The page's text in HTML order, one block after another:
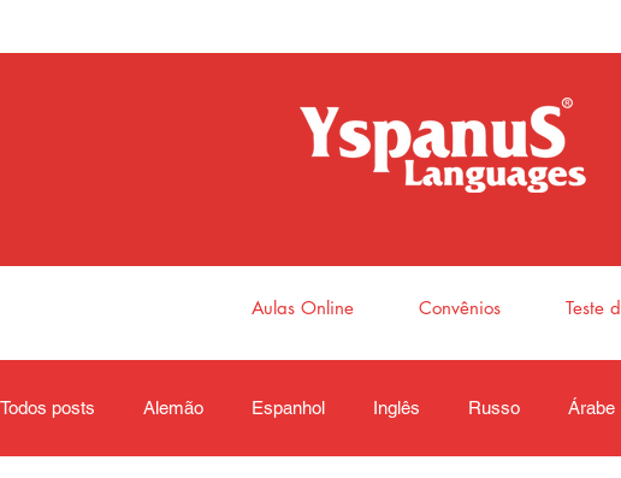
Aulas Online Convênios Teste
Todos posts Alemão Espanhol Inglês Russo Árabe